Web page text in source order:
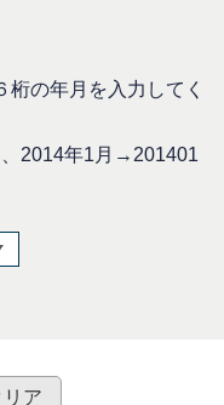
の年月を入力してく
2014年1月→201401